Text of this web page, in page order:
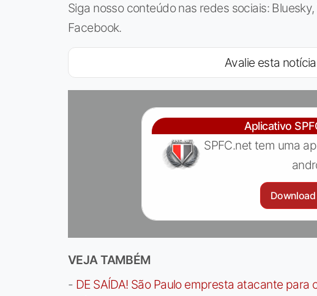
Siga nosso conteúdo nas redes sociais:
Facebook.
Avalie esta
Aplicativo
SPFC.net tem uma
Download
VEJA TAMBÉM
- DE SAÍDA! São Paulo empresta atacante para